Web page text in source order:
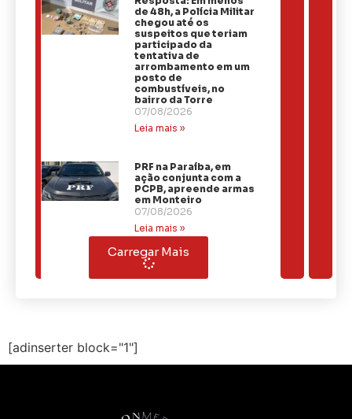
de 48h, a Polícia Militar
chegou até os
suspeitos que teriam
participado da
tentativa de
arrombamento em um
posto de
combustíveis, no
bairro da Torre
07/08/2026
Leia mais »
PRF na Paraíba, em
ação conjunta com a
PCPB, apreende armas
em Monteiro
07/08/2026
Leia mais »
Carregar Mais
[adinserter block="1"]